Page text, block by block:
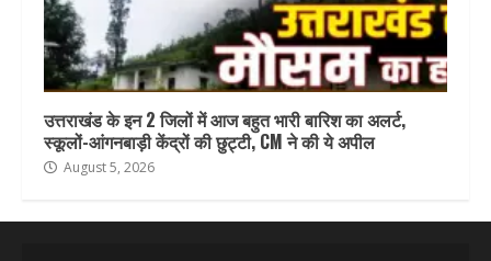
उत्तराखंड के इन 2 जिलों में आज बहुत भारी बारिश का अलर्ट,
स्कूलों-आंगनबाड़ी केंद्रों की छुट्टी, CM ने की ये अपील
August 5, 2026